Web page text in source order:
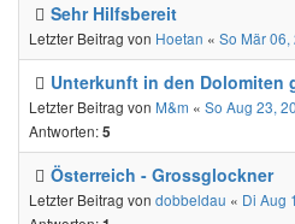
Sehr Hilfsbereit
Letzter Beitrag von Hoetan « So Mär 06,
Unterkunft in den Dolomiten
Letzter Beitrag von M&m « So Aug 23,
Antworten:5
Österreich - Grossglockner
Letzter Beitrag von dobbeldau « Di Aug